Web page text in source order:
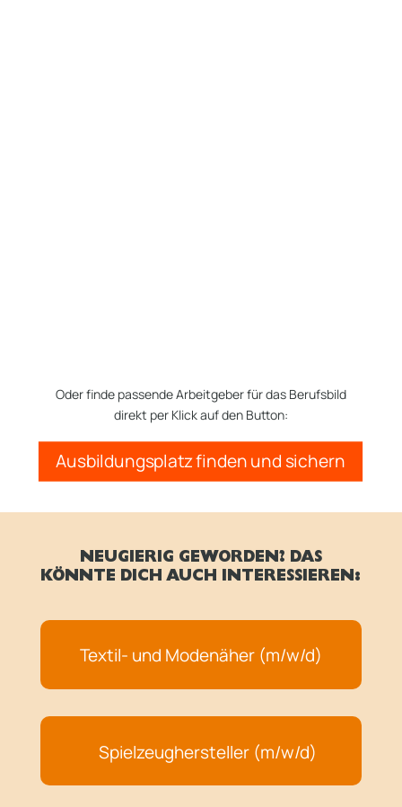
Oder finde passende Arbeitgeber für das Berufsbild
direkt per Klick auf den Button:
Ausbildungsplatz finden und sichern
NEUGIERIG GEWORDEN? DAS
KÖNNTE DICH AUCH INTERESSIEREN:
Textil- und Modenäher (m/w/d)
Spielzeughersteller (m/w/d)